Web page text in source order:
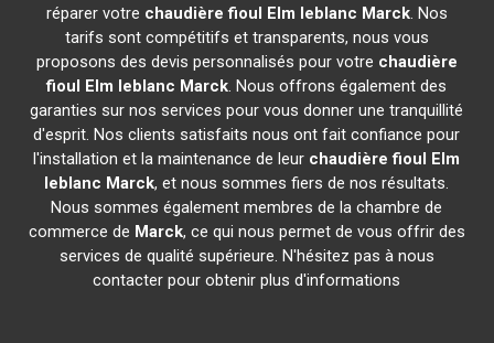
réparer votre chaudière fioul Elm leblanc Marck. Nos
tarifs sont compétitifs et transparents, nous vous
proposons des devis personnalisés pour votre chaudière
fioul Elm leblanc Marck. Nous offrons également des
garanties sur nos services pour vous donner une tranquillité
d'esprit. Nos clients satisfaits nous ont fait confiance pour
l'installation et la maintenance de leur chaudière fioul Elm
leblanc Marck, et nous sommes fiers de nos résultats.
Nous sommes également membres de la chambre de
commerce de Marck, ce qui nous permet de vous offrir des
services de qualité supérieure. N'hésitez pas à nous
contacter pour obtenir plus d'informations